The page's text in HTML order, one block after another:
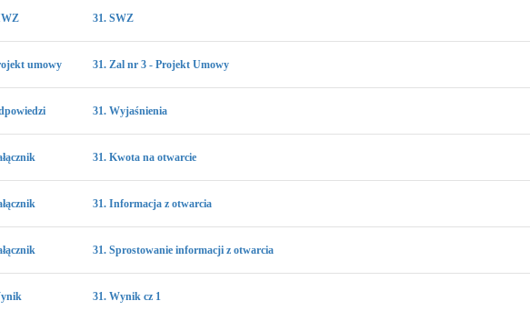
31. SWZ
umowy 31. Zal nr 3 - Projekt Umowy
31. Wyjaśnienia
31. Kwota na otwarcie
31. Informacja z otwarcia
31. Sprostowanie informacji z otwarcia
31. Wynik cz 1